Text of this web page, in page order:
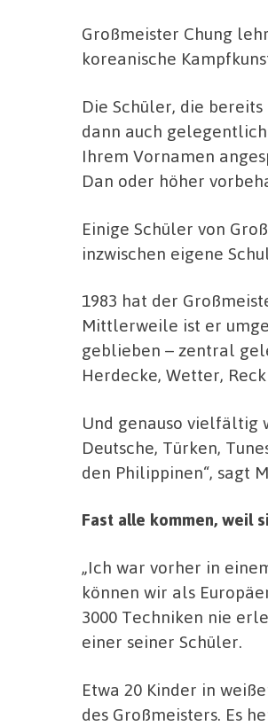
Großmeister Chung
koreanische
Die Schüler, die
dann auch
Ihrem Vornamen
Dan oder höher
Einige Schüler von
inzwischen eigene
1983 hat der
Mittlerweile ist er
geblieben – zentral
Herdecke, Wetter,
Und genauso vielfältig
Deutsche, Türken,
den Philippinen“, sagt
Fast alle kommen, weil
„Ich war vorher in
können wir als
3000 Techniken nie
einer seiner Schüler.
Etwa 20 Kinder in
des Großmeisters. Es